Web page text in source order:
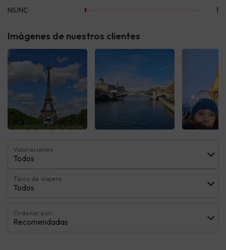
Imágenes de nuestros clientes
Valoraciones
Todos
Tipos de viajero
Todos
Ordenar por:
Recomendadas